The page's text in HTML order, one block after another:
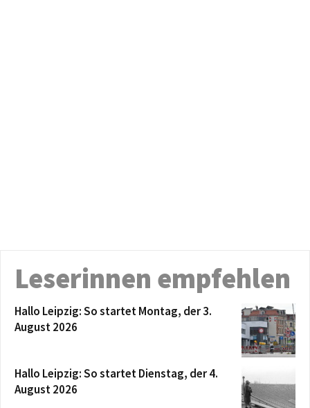
Leserinnen empfehlen
Hallo Leipzig: So startet Montag, der 3.
August 2026
Hallo Leipzig: So startet Dienstag, der 4.
August 2026